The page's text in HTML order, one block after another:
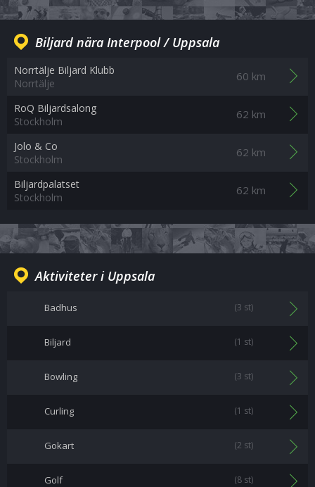
Biljard nära Interpool / Uppsala
Norrtälje Biljard Klubb
Norrtälje
60 km
RoQ Biljardsalong
Stockholm
62 km
Jolo & Co
Stockholm
62 km
Biljardpalatset
Stockholm
62 km
Aktiviteter i Uppsala
Badhus (3 st)
Biljard (1 st)
Bowling (3 st)
Curling (1 st)
Gokart (2 st)
Golf (8 st)